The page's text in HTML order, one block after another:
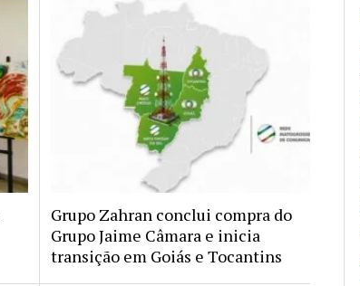
Grupo Zahran conclui compra do
Grupo Jaime Câmara e inicia
transição em Goiás e Tocantins